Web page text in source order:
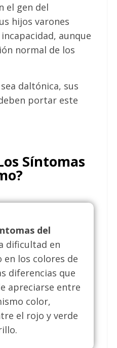
el gen del
hijos varones
aunque
normal de los
daltónica, sus
portar este
Síntomas
del
dificultad en
los colores de
diferencias que
apreciarse entre
color,
el rojo y verde